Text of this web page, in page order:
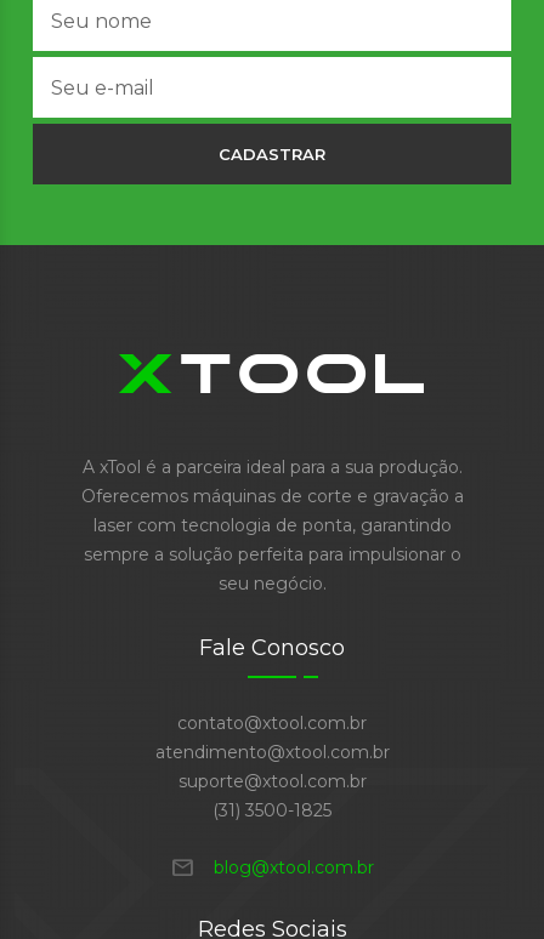
CADASTRAR
A xTool é a parceira ideal para a sua produção.
Oferecemos máquinas de corte e gravação a
laser com tecnologia de ponta, garantindo
sempre a solução perfeita para impulsionar o
seu negócio.
Fale Conosco
contato@xtool.com.br
atendimento@xtool.com.br
suporte@xtool.com.br
(31) 3500-1825
mail blog@xtool.com.br
Redes Sociais